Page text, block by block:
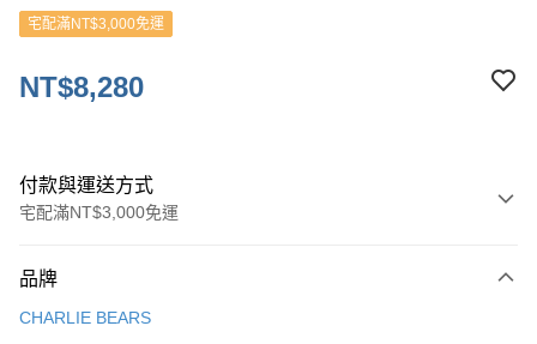
宅配滿NT$3,000免運
NT$8,280
付款與運送方式
宅配滿NT$3,000免運
信用卡一次付款
品牌
CHARLIE BEARS